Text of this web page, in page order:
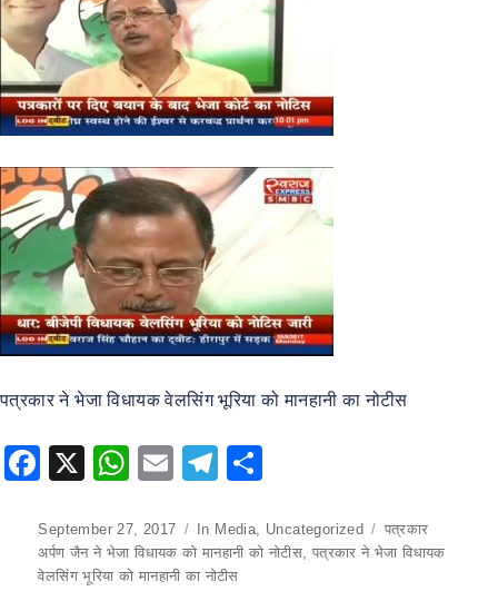
पत्रकार ने भेजा विधायक वेलसिंग भूरिया को मानहानी का नोटीस
F
c
e
X
W
at
s
E
ai
l
T
e
gr
ar
e
Posted
on
September 27, 2017 Categories
In Media Uncategorized Tags
पत्रकार
अर्पण जैन ने भेजा विधायक को मानहानी को नोटीस पत्रकार ने भेजा विधायक
वेलसिंग भूरिया को मानहानी का नोटीस